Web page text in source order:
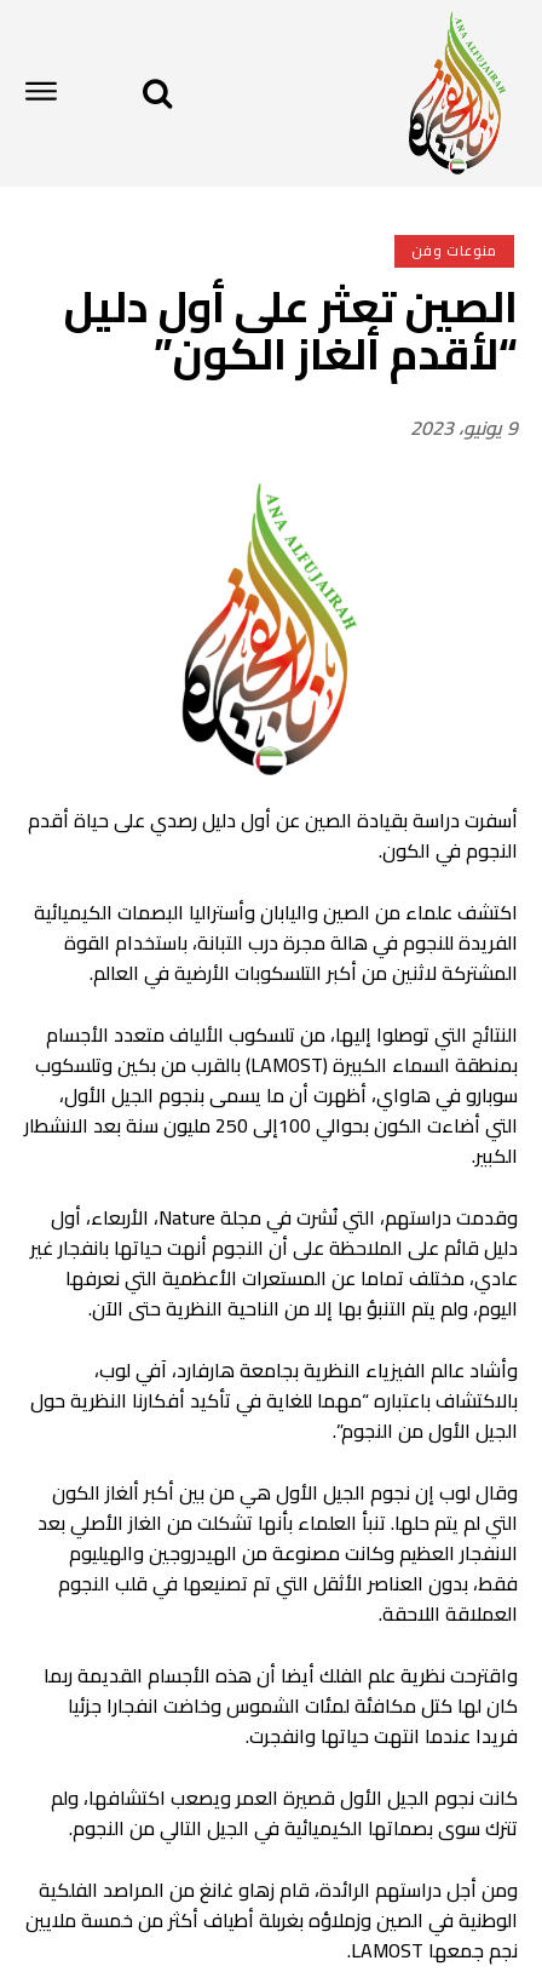
منوعات وفن
الصين تعثر على أول دليل
“لأقدم ألغاز الكون”
9 يونيو، 2023
أسفرت دراسة بقيادة الصين عن أول دليل رصدي على حياة أقدم
النجوم في الكون.
اكتشف علماء من الصين واليابان وأستراليا البصمات الكيميائية
الفريدة للنجوم في هالة مجرة ​​درب التبانة، باستخدام القوة
المشتركة لاثنين من أكبر التلسكوبات الأرضية في العالم.
النتائج التي توصلوا إليها، من تلسكوب الألياف متعدد الأجسام
بمنطقة السماء الكبيرة (LAMOST) بالقرب من بكين وتلسكوب
سوبارو في هاواي، أظهرت أن ما يسمى بنجوم الجيل الأول،
التي أضاءت الكون بحوالي 100إلى 250 مليون سنة بعد الانشطار
الكبير.
وقدمت دراستهم، التي نُشرت في مجلة Nature، الأربعاء، أول
دليل قائم على الملاحظة على أن النجوم أنهت حياتها بانفجار غير
عادي، مختلف تماما عن المستعرات الأعظمية التي نعرفها
اليوم، ولم يتم التنبؤ بها إلا من الناحية النظرية حتى الآن.
وأشاد عالم الفيزياء النظرية بجامعة هارفارد، آفي لوب،
بالاكتشاف باعتباره “مهما للغاية في تأكيد أفكارنا النظرية حول
الجيل الأول من النجوم”.
وقال لوب إن نجوم الجيل الأول هي من بين أكبر ألغاز الكون
التي لم يتم حلها. تنبأ العلماء بأنها تشكلت من الغاز الأصلي بعد
الانفجار العظيم وكانت مصنوعة من الهيدروجين والهيليوم
فقط، بدون العناصر الأثقل التي تم تصنيعها في قلب النجوم
العملاقة اللاحقة.
واقترحت نظرية علم الفلك أيضا أن هذه الأجسام القديمة ربما
كان لها كتل مكافئة لمئات الشموس وخاضت انفجارا جزئيا
فريدا عندما انتهت حياتها وانفجرت.
كانت نجوم الجيل الأول قصيرة العمر ويصعب اكتشافها، ولم
تترك سوى بصماتها الكيميائية في الجيل التالي من النجوم.
ومن أجل دراستهم الرائدة، قام زهاو غانغ من المراصد الفلكية
الوطنية في الصين وزملاؤه بغربلة أطياف أكثر من خمسة ملايين
نجم جمعها LAMOST.